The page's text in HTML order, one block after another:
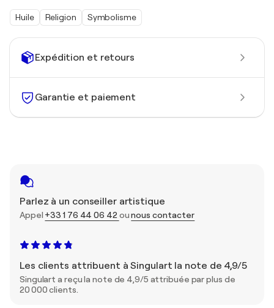
Expédition et retours
Garantie et paiement
Parlez à un conseiller artistique
Appel +33 1 76 44 06 42 ounous contacter
Les clients attribuent à Singulart la note de 4,9/5
Singulart a reçu la note de 4,9/5 attribuée par plus de
20 000 clients.
Huile Religion Symbolisme